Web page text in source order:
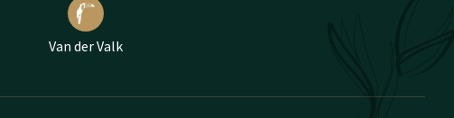
Van der Valk